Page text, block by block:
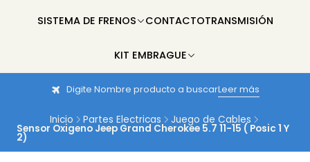
SISTEMA DE FRENOS CONTACTOTRANSMISIÓN
KIT EMBRAGUE
Digite Nombre producto a buscarLeer más
Inicio Partes Electricas Juego de Cables
Sensor Oxigeno Jeep Grand Cherokee 5.7 11-15 ( Posic 1 Y
2)